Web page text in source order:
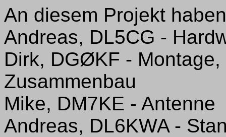
An diesem Projekt
Andreas, DL5CG -
Dirk, DGØKF -
Zusammenbau
Mike, DM7KE - Antenne
Andreas, DL6KWA -